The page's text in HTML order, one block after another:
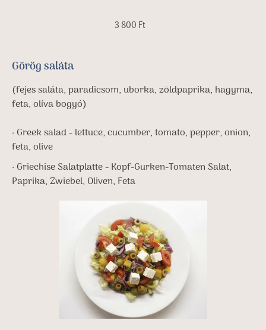
3 800 Ft
Görög saláta
(fejes saláta, paradicsom, uborka, zöldpaprika, hagyma,
feta, olíva bogyó)
· Greek salad - lettuce, cucumber, tomato, pepper, onion,
feta, olive
· Griechise Salatplatte - Kopf-Gurken-Tomaten Salat,
Paprika, Zwiebel, Oliven, Feta